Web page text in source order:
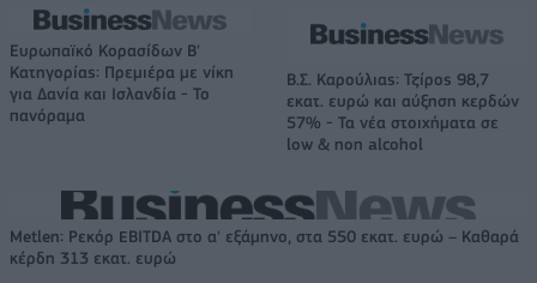
Ευρωπαϊκό Κορασίδων Β'
Κατηγορίας: Πρεμιέρα με νίκη
για Δανία και Ισλανδία - Το
πανόραμα
Β.Σ. Καρούλιας: Τζίρος 98,7
εκατ. ευρώ και αύξηση κερδών
57% - Τα νέα στοιχήματα σε
low & non alcohol
Metlen: Ρεκόρ EBITDA στο α' εξάμηνο, στα 550 εκατ. ευρώ – Καθαρά
κέρδη 313 εκατ. ευρώ